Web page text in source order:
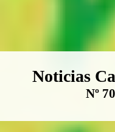
Boletín
Noticias
Nº